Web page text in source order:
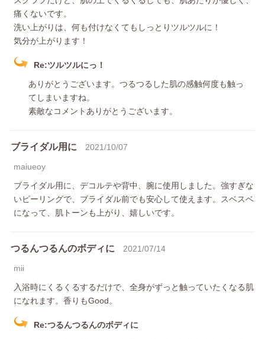
痛くないです。
洗い上がりは、何も付けなくてもしっとりツルツルに！
気分が上がります！
Re:ツルツルにっ！
ありがとうございます。つるつるした肌の感触何度も触っ
てしまいますね。
素敵なコメントありがとうございます。
ブライダル用に 2021/10/07
maiueoy
ブライダル用に、デコルテや背中、腕に使用しました。強すぎな
いピーリングで、ブライダル前でも安心して使えます。スベスベ
になって、肌トーンも上がり、嬉しいです。
つるんつるんのボディに 2021/07/14
mii
入浴時にくるくるするだけで、全身がずっと触っていたくなる肌
になれます。香りもGood。
Re:つるんつるんのボディに